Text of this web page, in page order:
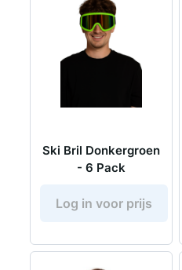
Ski Bril Donkergroen
- 6 Pack
Log in voor prijs